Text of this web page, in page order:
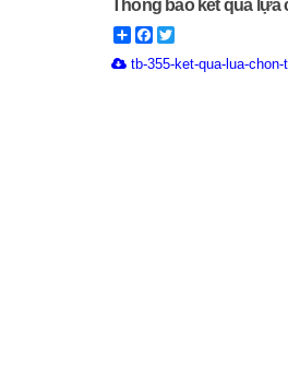
Thông báo kết quả lựa
ShareFacebook
tb-355-ket-qua-lua-